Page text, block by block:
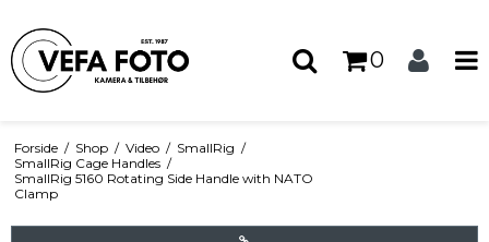
0
Forside / Shop / Video / SmallRig /
SmallRig Cage Handles /
SmallRig 5160 Rotating Side Handle with NATO
Clamp